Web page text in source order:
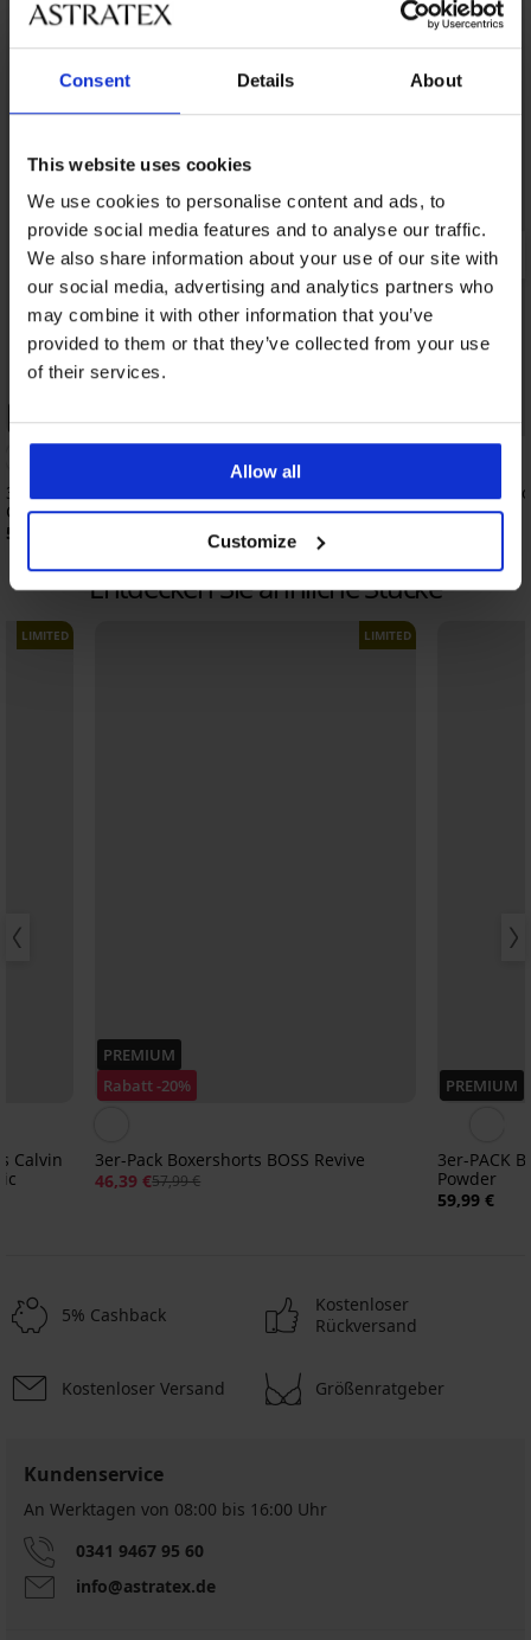
Consent Details About
This website uses cookies
We use cookies to personalise content and ads, to
provide social media features and to analyse our traffic.
We also share information about your use of our site with
our social media, advertising and analytics partners who
may combine it with other information that you’ve
provided to them or that they’ve collected from your use
of their services.
Allow all
Customize
PREMIUM
3er-PACK Boxershorts Calvin Klein
Cotton Stretch slim
53,99 €
Rabatt -30%
3er-PACK Baumwoll-
Ruiz
Entdecken Sie ähnliche Stücke
LIMITED
Calvin
PREMIUM
Rabatt -20%
LIMITED
3er-Pack Boxershorts BOSS Revive
46,39 €57,99 €
PREMIUM
3er-PACK
Powder
59,99 €
Bambus-
Pants
Grey
II
nahtlos
PREMIUM
3er-
Bambus-
Pants
Dark
Blue
nahtlos
Bambus-
Pants
Grey
nahtlos
Nahtlose
SilverPro
Bambus-
Pants
Petrol
Blue
Baumwoll-
Bodie
3
Pack
von
Boxershorts
5% Cashback
Kostenloser
Rückversand
Kostenloser Versand Größenratgeber
Kundenservice
An Werktagen von 08:00 bis 16:00 Uhr
0341 9467 95 60
info@astratex.de